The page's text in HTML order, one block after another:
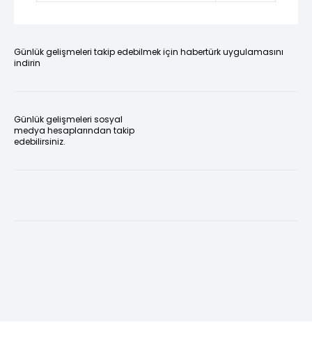
Günlük gelişmeleri takip edebilmek için habertürk uygulamasını
indirin
Günlük gelişmeleri sosyal
medya hesaplarından takip
edebilirsiniz.